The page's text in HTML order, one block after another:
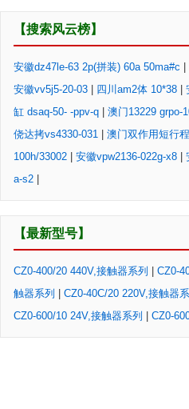
【搜索风云榜】
安徽dz47le-63 2p(拼装) 60a 50ma#c
安徽vv5j5-20-03
四川am2体 10*38
缸 dsaq-50- -ppv-q
澳门13229 grpo-
侥达拷vs4330-031
澳门双作用短行
100h/33002
安徽vpw2136-022g-x8
a-s2
【最新型号】
CZ0-400/20 440V,接触器系列 CZ0-
触器系列
CZ0-40C/20 220V,接触器
CZ0-600/10 24V,接触器系列
CZ0-